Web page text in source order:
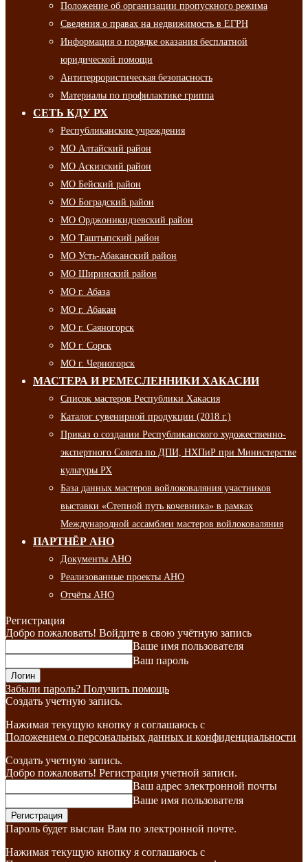
Положение об организации пропускного режима
Сведения о правах на недвижимость в ЕГРН
Информация о порядке оказания бесплатной
юридической помощи
Антитеррористическая безопасность
Материалы по профилактике гриппа
СЕТЬ КДУ РХ
Республиканские учреждения
МО Алтайский район
МО Аскизский район
МО Бейский район
МО Боградский район
МО Орджоникидзевский район
МО Таштыпский район
МО Усть-Абаканский район
МО Ширинский район
МО г. Абаза
МО г. Абакан
МО г. Саяногорск
МО г. Сорск
МО г. Черногорск
МАСТЕРА И РЕМЕСЛЕННИКИ ХАКАСИИ
Список мастеров Республики Хакасия
Каталог сувенирной продукции (2018 г.)
Приказ о создании Республиканского художественно-
экспертного Совета по ДПИ, НХПиР при Министерстве
культуры РХ
База данных мастеров войлоковаляния участников
выставки «Степной путь кочевника» в рамках
Международной ассамблеи мастеров войлоковаляния
ПАРТНЁР АНО
Документы АНО
Реализованные проекты АНО
Отчёты АНО
Регистрация
Добро пожаловать! Войдите в свою учётную запись
Ваше имя пользователя
Ваш пароль
Забыли пароль? Получить помощь
Создать учетную запись.
Нажимая текущую кнопку я соглашаюсь с
Положением о персональных данных и конфиденциальности
Создать учетную запись.
Добро пожаловать! Регистрация учетной записи.
Ваш адрес электронной почты
Ваше имя пользователя
Пароль будет выслан Вам по электронной почте.
Нажимая текущую кнопку я соглашаюсь с